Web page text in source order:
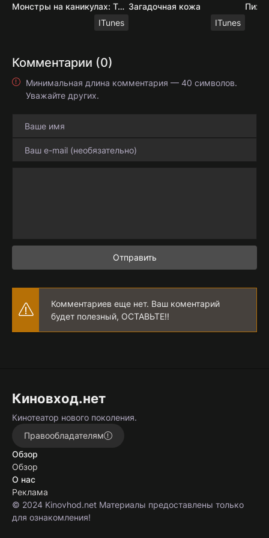
Монстры на каникулах: Трансформания
ITunes
Загадочная кожа
ITunes
Пиху
Комментарии (0)
Минимальная длина комментария — 40 символов.
Уважайте других.
Отправить
Комментариев еще нет. Ваш коментарий
будет полезный, ОСТАВЬТЕ!!
Киновход.нет
Кинотеатор нового поколения.
Правообладателям
Обзор
Обзор
О нас
Реклама
© 2024 Kinovhod.net Материалы предоставлены только
для ознакомления!